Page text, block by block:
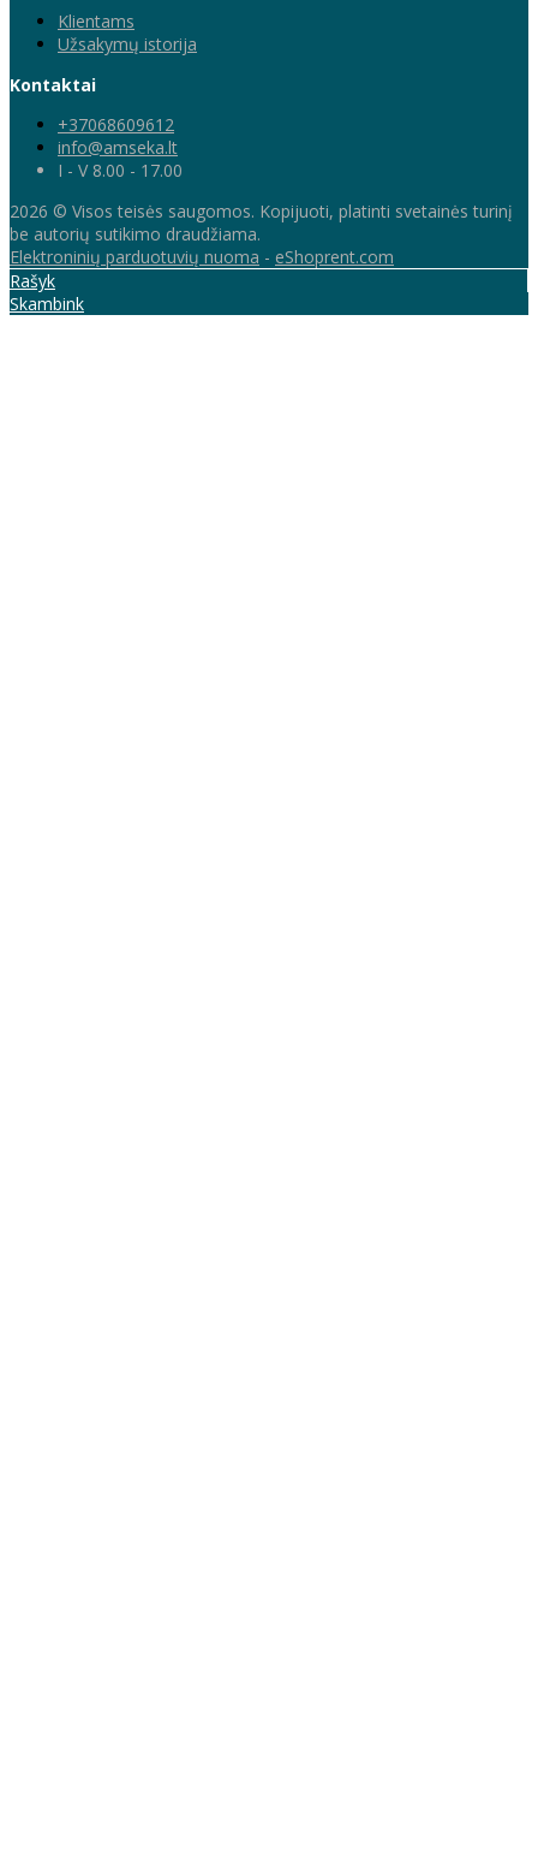
Klientams
Užsakymų istorija
Kontaktai
+37068609612
info@amseka.lt
I - V 8.00 - 17.00
2026 © Visos teisės saugomos. Kopijuoti, platinti svetainės turinį
be autorių sutikimo draudžiama.
Elektroninių parduotuvių nuoma - eShoprent.com
Rašyk
Skambink